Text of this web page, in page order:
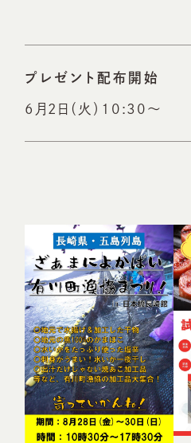
プレゼント配布開始
6月2日（火）10:30～